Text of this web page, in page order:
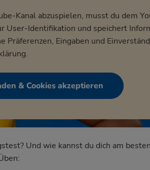
Kanal abzuspielen, musst du dem
User-Identifikation und speichert
Präferenzen, Eingaben und
.
& Cookies akzeptieren
Und wie kannst du dich am